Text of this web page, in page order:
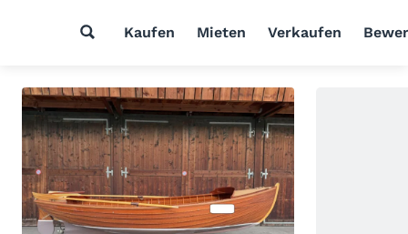
Kaufen Mieten Verkaufen